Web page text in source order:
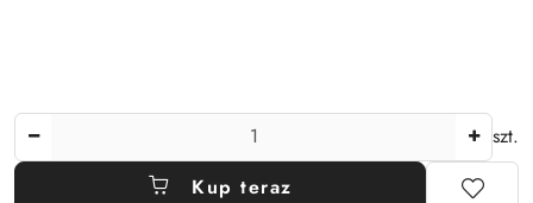
szt.
Kup teraz